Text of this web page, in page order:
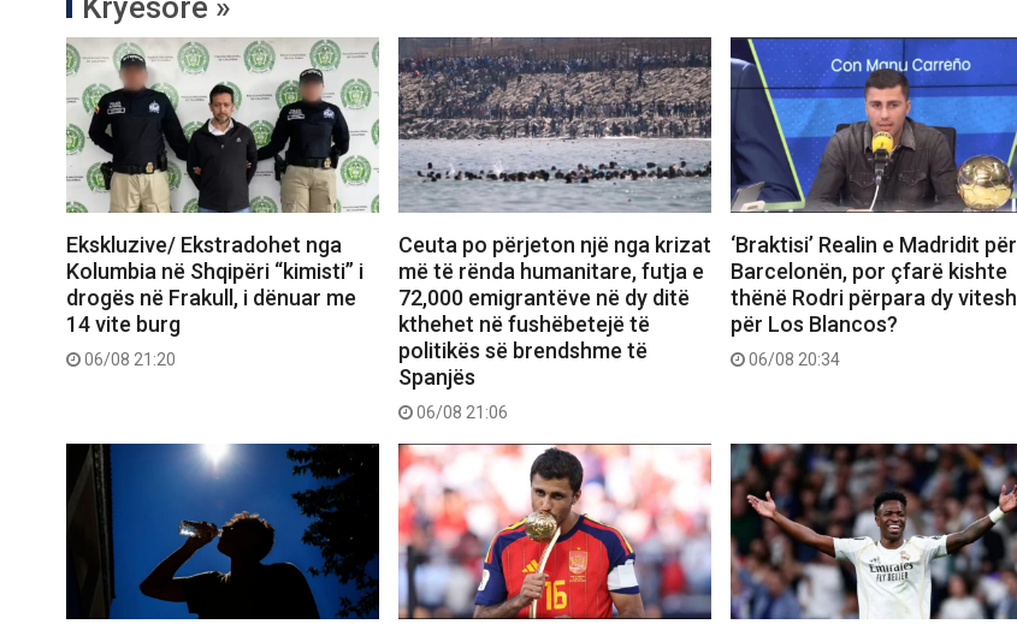
Ekskluzive/ Ekstradohet nga
Kolumbia në Shqipëri “kimisti” i
drogës në Frakull, i dënuar me
14 vite burg
06/08 21:20
Ceuta po përjeton një nga krizat
më të rënda humanitare, futja e
72,000 emigrantëve në dy ditë
kthehet në fushëbetejë të
politikës së brendshme të
Spanjës
06/08 21:06
‘Braktisi’ Realin e Madridit për
Barcelonën, por çfarë kishte
thënë Rodri përpara dy vitesh
për Los Blancos?
06/08 20:34